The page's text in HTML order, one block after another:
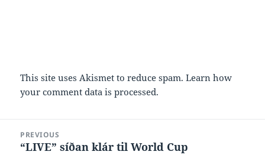
This site uses Akismet to reduce spam.Learn how
your comment data is processed.
navigation
PREVIOUS
Previous
“LIVE” síðan klár til World Cup